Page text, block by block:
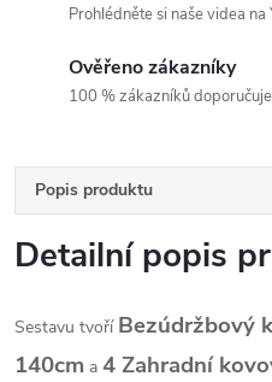
Prohlédněte si naše videa na
Ověřeno zákazníky
100 % zákazníků
Popis produktu
Detailní popis
Sestavu tvoří Bezúdržbový
140cm a 4 Zahradní